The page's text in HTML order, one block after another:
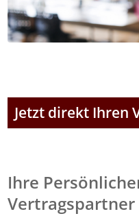
Jetzt direkt Ihren
Ihre
Vertragspartner